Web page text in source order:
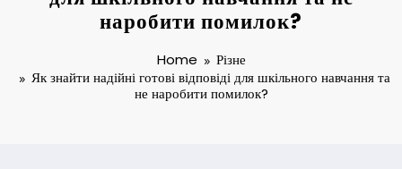
наробити помилок?
Home
Різне
Як знайти надійні готові відповіді для шкільного навчання та
не наробити помилок?